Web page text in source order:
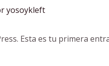
yosoykleft
Esta es tu primera